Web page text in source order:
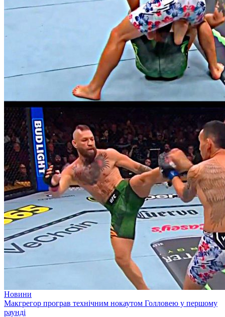
Новини
Макгрегор програв технічним нокаутом Голловею у першому
раунді